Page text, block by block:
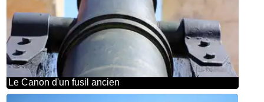
Le Canon d'un fusil ancien